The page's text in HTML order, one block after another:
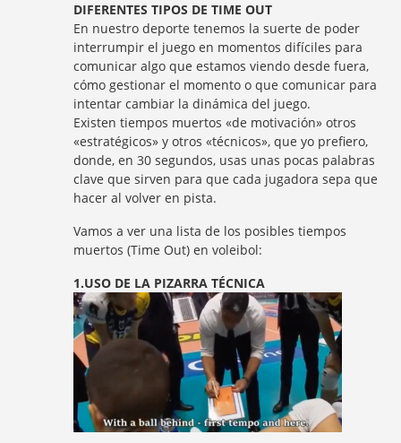
DIFERENTES TIPOS DE TIME OUT
En nuestro deporte tenemos la suerte de poder
interrumpir el juego en momentos difíciles para
comunicar algo que estamos viendo desde fuera,
cómo gestionar el momento o que comunicar para
intentar cambiar la dinámica del juego.
Existen tiempos muertos «de motivación» otros
«estratégicos» y otros «técnicos», que yo prefiero,
donde, en 30 segundos, usas unas pocas palabras
clave que sirven para que cada jugadora sepa que
hacer al volver en pista.
Vamos a ver una lista de los posibles tiempos
muertos (Time Out) en voleibol:
1.USO DE LA PIZARRA TÉCNICA